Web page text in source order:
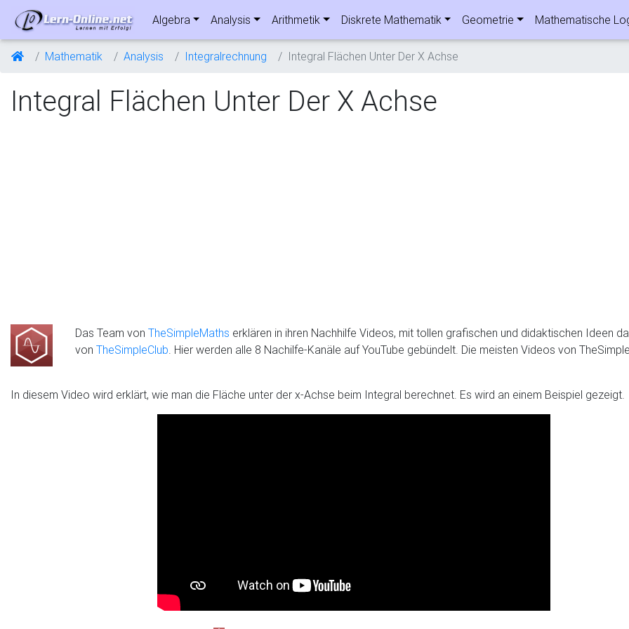
Algebra Analysis Arithmetik Diskrete Mathematik Geometrie Mathematische
Mathematik Analysis Integralrechnung Integral Flächen Unter Der X Achse
Integral Flächen Unter Der X Achse
Das Team von TheSimpleMaths erklären in ihren Nachhilfe Videos, mit tollen grafischen und didaktischen Ideen
von TheSimpleClub. Hier werden alle 8 Nachilfe-Kanäle auf YouTube gebündelt. Die meisten Videos von
In diesem Video wird erklärt, wie man die Fläche unter der x-Achse beim Integral berechnet. Es wird an einem Beispiel gezeigt.